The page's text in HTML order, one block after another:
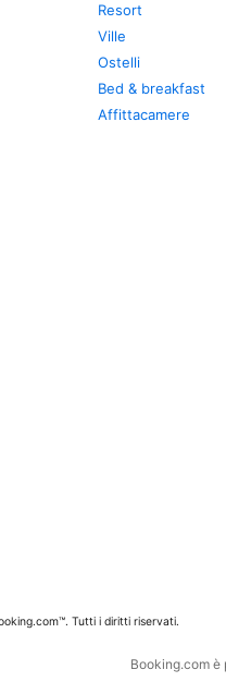
Resort
Ville
Ostelli
Bed & breakfast
Affittacamere
Tutti i diritti riservati.
Booking.com è